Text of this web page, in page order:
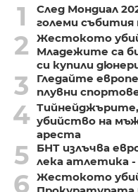
1
След Мондиал
големи събития
2
Жестокото
Младежите са
си купили
3
Гледайте
плувни
4 убийство на
ареста
5
БНТ излъчва
лека атлетика
6 Жестокото